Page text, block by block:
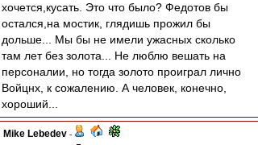
хочется,кусать. Это что было? Федотов бы
остался,на мостик, глядишь прожил бы
дольше... Мы бы не имели ужасных сколько
там лет без золота... Не люблю вешать на
персоналии, но тогда золото проиграл лично
Войцнх, к сожалению. А человек, конечно,
хороший...
Mike Lebedev -